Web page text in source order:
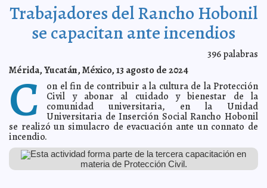
2024-09-01 20:34:07 Plan para atender las prioridades de los meridanos en
100 días: Cecilia Patrón Kamila López
2024-08-30 16:54:43 Yucatán logra la cobertura total de internet en todas
Arranca la Segunda Edición del Gran Festival del
Palacio de la Música: Un Tributo a las Mujeres en la Música
2024-08-30 16:48:29 El Alcalde Alejandro Ruz Castro entregó el área de
leones del felinario "Balam Balam" en Animaya Pablo Luna
2024-08-29 15:27:28 El Alcalde Alejandro Ruz Castro reconoció a las y los
trabajadores de Servicios Públicos. Claudia Sofía Gómez Infante
2024-08-29 14:42:04
rehabilitación del Parque Hundido de Brisas. Javier W. López Madera
Abierta la convocatoria para el Programa de Estancias
Cortas de Investigación Otoño 2024 Carmen Alicia Briceño Sánchez
Trabajadores del Rancho Hobonil
se capacitan ante incendios
396palabras
Mérida, Yucatán, México, 13 agosto de 2024
C on el fin de contribuir a la cultura de la Protección
Civil y abonar al cuidado y bienestar de la
comunidad universitaria, en la Unidad
Universitaria de Inserción Social Rancho Hobonil
se realizó un simulacro de evacuación ante un connato de
incendio.
Esta actividad forma parte de la tercera capacitación en
materia de Protección Civil.